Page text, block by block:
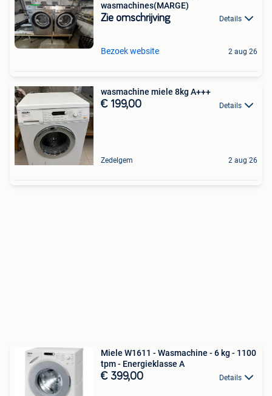
wasmachines(MARGE)
Zie omschrijving Details
Bezoek website 2 aug 26
wasmachine miele 8kg A+++
€ 199,00 Details
Zedelgem 2 aug 26
Miele W1611 - Wasmachine - 6 kg - 1100
tpm - Energieklasse A
€ 399,00 Details